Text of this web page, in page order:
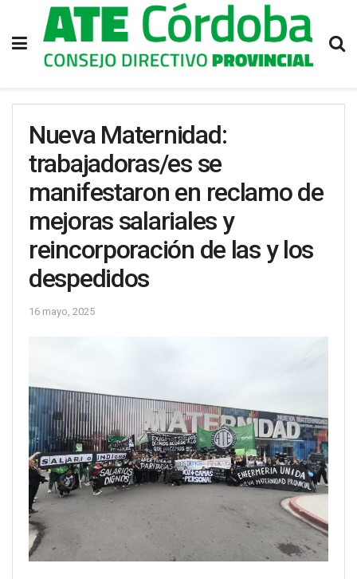
Nueva Maternidad:
trabajadoras/es se
manifestaron en reclamo de
mejoras salariales y
reincorporación de las y los
despedidos
16 mayo, 2025